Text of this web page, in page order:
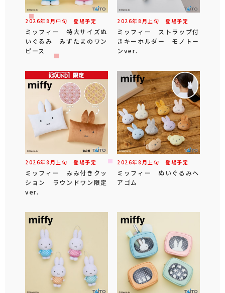
2026年8 月中旬 登場予定
ミッフィー 特大サイズぬ
いぐるみ みずたまのワン
ピース
2026年8 月 上旬 登場予定
ミッフィー ストラップ付
きキーホルダー モノトー
ンver.
2026年8 月 上旬 登場予定
ミッフィー みみ付きクッ
ション ラウンドワン限定
ver.
2026年8 月 上旬 登場予定
ミッフィー ぬいぐるみヘ
アゴム